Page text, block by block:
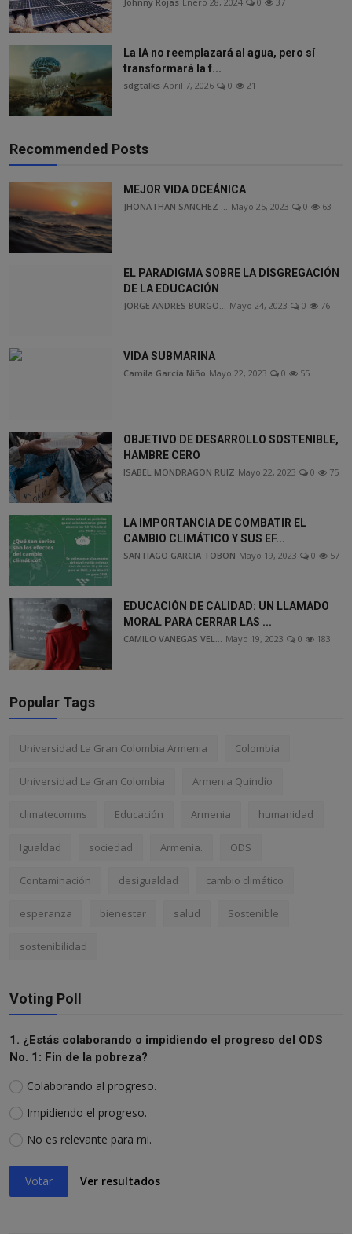
La IA no reemplazará al agua, pero sí
transformará la f...
sdgtalks Abril 7, 2026 0 21
Recommended Posts
MEJOR VIDA OCEÁNICA
JHONATHAN SANCHEZ ... Mayo 25, 2023 0 63
EL PARADIGMA SOBRE LA DISGREGACIÓN
DE LA EDUCACIÓN
JORGE ANDRES BURGO... Mayo 24, 2023 0 76
VIDA SUBMARINA
Camila García Niño Mayo 22, 2023 0 55
OBJETIVO DE DESARROLLO SOSTENIBLE,
HAMBRE CERO
ISABEL MONDRAGON RUIZ Mayo 22, 2023 0 75
LA IMPORTANCIA DE COMBATIR EL
CAMBIO CLIMÁTICO Y SUS EF...
SANTIAGO GARCIA TOBON Mayo 19, 2023 0 57
EDUCACIÓN DE CALIDAD: UN LLAMADO
MORAL PARA CERRAR LAS ...
CAMILO VANEGAS VEL... Mayo 19, 2023 0 183
Popular Tags
Universidad La Gran Colombia Armenia Colombia
Universidad La Gran Colombia Armenia Quindío
climatecomms Educación Armenia humanidad
Igualdad sociedad Armenia. ODS
Contaminación desigualdad cambio climático
esperanza bienestar salud Sostenible
sostenibilidad
Voting Poll
1. ¿Estás colaborando o impidiendo el progreso del ODS
No. 1: Fin de la pobreza?
Colaborando al progreso.
Impidiendo el progreso.
No es relevante para mi.
Votar Ver resultados